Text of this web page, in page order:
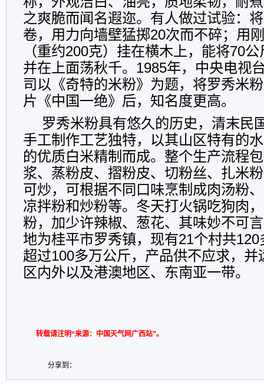
之爽脆而闻名遐迩。有人做过试验：
卷，用力向墙壁猛掷20次而不碎；用
（重约200克）挂在横木上，能将70
并在上面荡秋千。1985年，中央电视
司以《奇特的米粉》为题，将罗秀米
片《中国一绝》后，知名度更高。
罗秀米粉具有悠久的历史，清末民
手工制作工艺独特，以其山区特有的
的优质白米精制而成。整个生产流程
浆、蒸粉皮、摺粉皮、切粉丝、扎米
可炒，可根据不同口味烹制成肉汤粉
凉拌粉和炒粉等。冬天打火锅吃狗肉
粉，加少许辣椒、葱花、其味妙不可
地为桂平市罗秀镇，现有21个村共
超过100多万公斤，产品供不应求，并
区内外以及港澳地区、东南亚一带。
转载请注明“来源：中国天气网广西站”。
分享到：